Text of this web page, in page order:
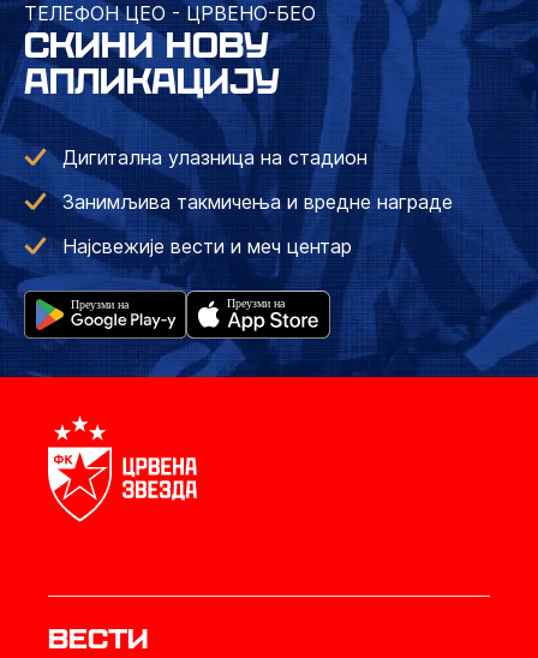
ТЕЛЕФОН ЦЕО - ЦРВЕНО-БЕО
СКИНИ НОВУ
АПЛИКАЦИЈУ
Дигитална улазница на стадион
Занимљива такмичења и вредне награде
Најсвежије вести и меч центар
Вести